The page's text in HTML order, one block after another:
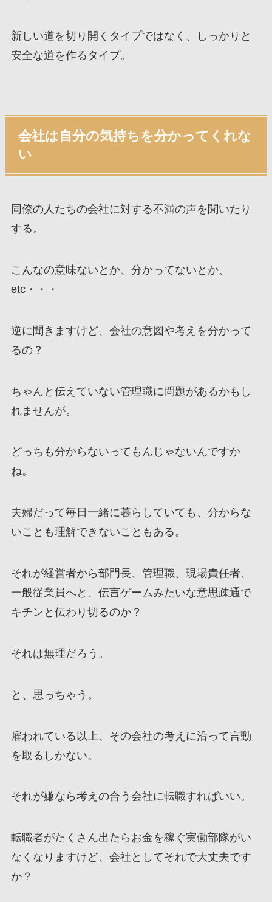
新しい道を切り開くタイプではなく、しっかりと
安全な道を作るタイプ。
会社は自分の気持ちを分かってくれな
い
同僚の人たちの会社に対する不満の声を聞いたり
する。
こんなの意味ないとか、分かってないとか、
etc・・・
逆に聞きますけど、会社の意図や考えを分かって
るの？
ちゃんと伝えていない管理職に問題があるかもし
れませんが。
どっちも分からないってもんじゃないんですか
ね。
夫婦だって毎日一緒に暮らしていても、分からな
いことも理解できないこともある。
それが経営者から部門長、管理職、現場責任者、
一般従業員へと、伝言ゲームみたいな意思疎通で
キチンと伝わり切るのか？
それは無理だろう。
と、思っちゃう。
雇われている以上、その会社の考えに沿って言動
を取るしかない。
それが嫌なら考えの合う会社に転職すればいい。
転職者がたくさん出たらお金を稼ぐ実働部隊がい
なくなりますけど、会社としてそれで大丈夫です
か？